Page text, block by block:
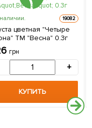
19082
цветная "Четыре
ТМ "Весна" 0.3г
грн
+
КУПИТЬ